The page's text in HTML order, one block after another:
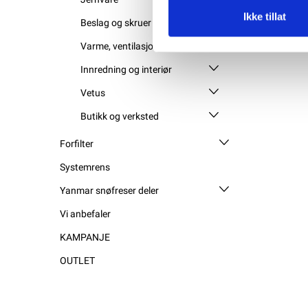
Ikke tillat
Beslag og skruer
Varme, ventilasjon og luker
Innredning og interiør
Vetus
Butikk og verksted
Forfilter
Systemrens
Yanmar snøfreser deler
Vi anbefaler
KAMPANJE
OUTLET